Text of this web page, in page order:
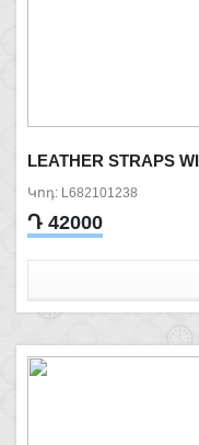
LEATHER STRAPS
Կոդ: L682101238
Դ 42000